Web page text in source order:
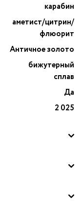
карабин
аметист/цитрин/
флюорит
Античное золото
бижутерный
сплав
Да
2 025
Москва